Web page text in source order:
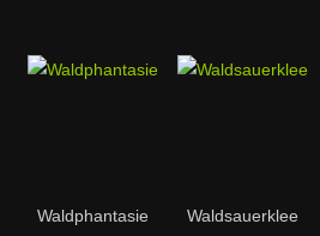
Waldphantasie Waldsauerklee